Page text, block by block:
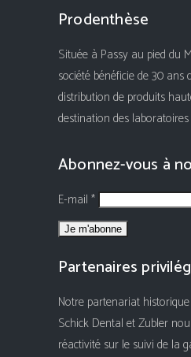
Prodenthèse
Située à Passy au pied du
société bénéficie de 30 ans
distribution de produits
destination des
Abonnez-vous à
E-mail *
Partenaires
Notre partenariat
Schick Dental et Zubler
réactivité sur le suivi de la